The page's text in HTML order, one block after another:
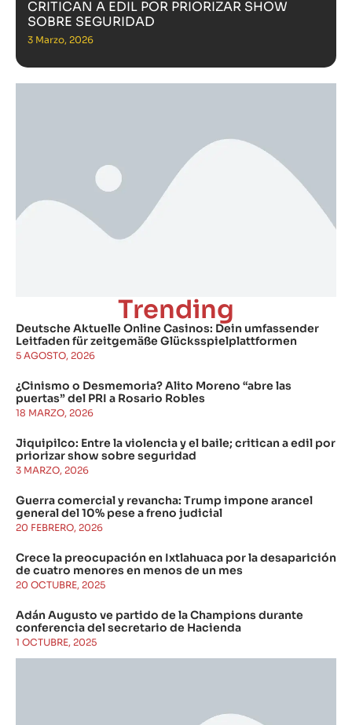
CRITICAN A EDIL POR PRIORIZAR SHOW
SOBRE SEGURIDAD
3 Marzo, 2026
Trending
Deutsche Aktuelle Online Casinos: Dein umfassender
Leitfaden für zeitgemäße Glücksspielplattformen
5 AGOSTO, 2026
¿Cinismo o Desmemoria? Alito Moreno “abre las
puertas” del PRI a Rosario Robles
18 MARZO, 2026
Jiquipilco: Entre la violencia y el baile; critican a edil por
priorizar show sobre seguridad
3 MARZO, 2026
Guerra comercial y revancha: Trump impone arancel
general del 10% pese a freno judicial
20 FEBRERO, 2026
Crece la preocupación en Ixtlahuaca por la desaparición
de cuatro menores en menos de un mes
20 OCTUBRE, 2025
Adán Augusto ve partido de la Champions durante
conferencia del secretario de Hacienda
1 OCTUBRE, 2025